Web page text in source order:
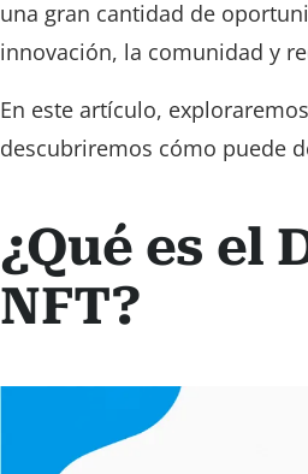
una gran cantidad de
innovación, la comunidad y
En este artículo,
descubriremos cómo puede
¿Qué es el
NFT?